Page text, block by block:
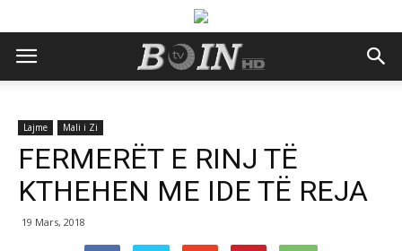
Lajme Mali i Zi
FERMERËT E RINJ TË
KTHEHEN ME IDE TË REJA
19 Mars, 2018